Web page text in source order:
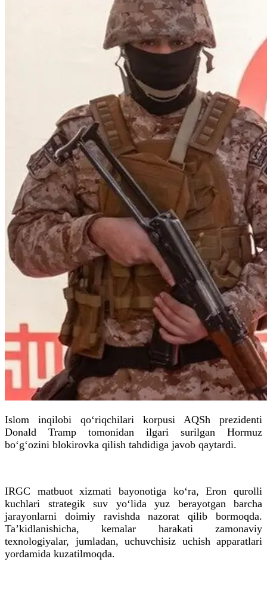
Islom inqilobi qoʻriqchilari korpusi AQSh prezidenti
Donald Tramp tomonidan ilgari surilgan Hormuz
boʻgʻozini blokirovka qilish tahdidiga javob qaytardi.
IRGC matbuot xizmati bayonotiga koʻra, Eron qurolli
kuchlari strategik suv yoʻlida yuz berayotgan barcha
jarayonlarni doimiy ravishda nazorat qilib bormoqda.
Ta’kidlanishicha, kemalar harakati zamonaviy
texnologiyalar, jumladan, uchuvchisiz uchish apparatlari
yordamida kuzatilmoqda.